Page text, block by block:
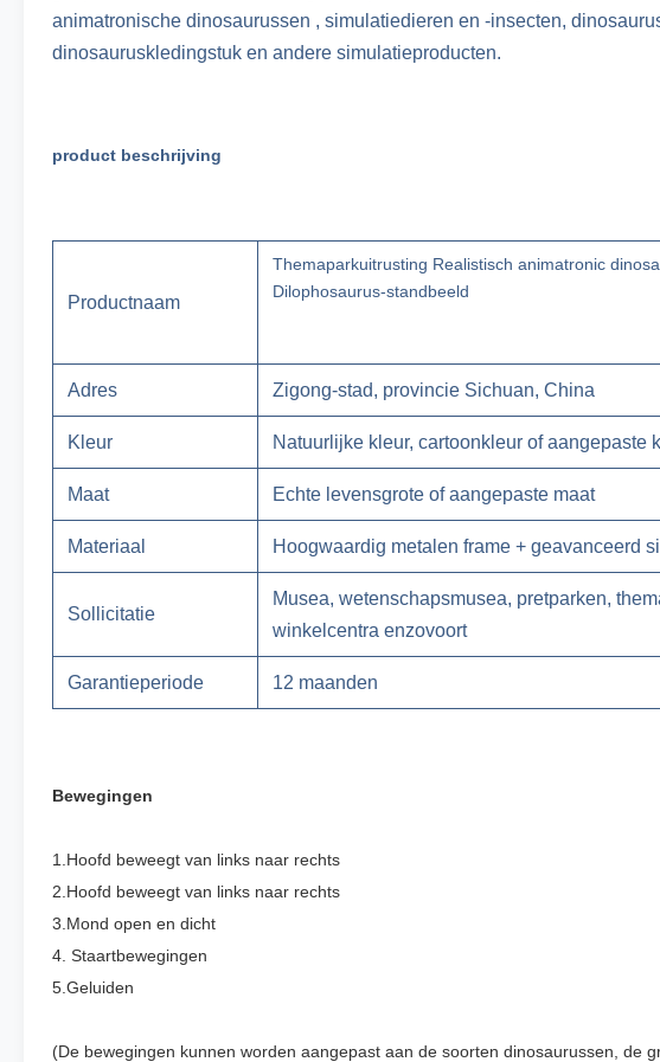
animatronische dinosaurussen , simulatiedieren en -insecten,
dinosauruskledingstuk en andere simulatieproducten.
product beschrijving
Productnaam
Themaparkuitrusting Realistisch animatronic
Dilophosaurus-standbeeld
Adres Zigong-stad, provincie Sichuan, China
Kleur Natuurlijke kleur, cartoonkleur of aangepaste
Maat Echte levensgrote of aangepaste maat
Materiaal Hoogwaardig metalen frame + geavanceerd
Sollicitatie
Musea, wetenschapsmusea, pretparken,
winkelcentra enzovoort
Garantieperiode 12 maanden
Bewegingen
1.Hoofd beweegt van links naar rechts
2.Hoofd beweegt van links naar rechts
3. Mond open en dicht
4. Staartbewegingen
5. Geluiden
(De bewegingen kunnen worden aangepast aan de soorten dinosaurussen, de